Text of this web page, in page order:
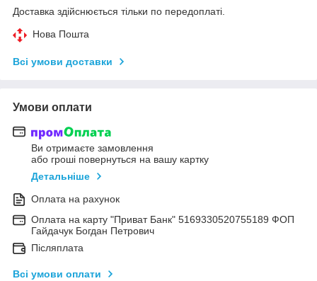
Доставка здійснюється тільки по передоплаті.
Нова Пошта
Всі умови доставки
Умови оплати
Ви отримаєте замовлення
або гроші повернуться на вашу картку
Детальніше
Оплата на рахунок
Оплата на карту "Приват Банк" 5169330520755189 ФОП
Гайдачук Богдан Петрович
Післяплата
Всі умови оплати